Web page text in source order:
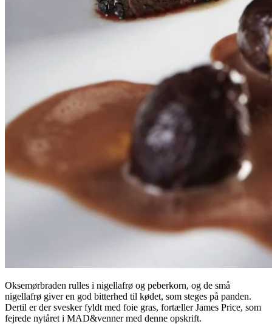
Oksemørbraden rulles i nigellafrø og peberkorn, og de små
nigellafrø giver en god bitterhed til kødet, som steges på panden.
Dertil er der svesker fyldt med foie gras, fortæller James Price, som
fejrede nytåret i MAD&venner med denne opskrift.